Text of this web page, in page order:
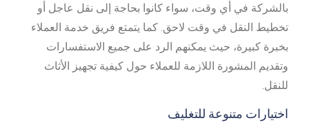
بالشركة في أي وقت، سواء كانوا بحاجة إلى نقل عاجل أو
تخطيط النقل في وقت لاحق. كما يتمتع فريق خدمة العملاء
بخبرة كبيرة، حيث يمكنهم الرد على جميع الاستفسارات
وتقديم المشورة اللازمة للعملاء حول كيفية تجهيز الأثاث
للنقل.
اختيارات متنوعة للتغليف